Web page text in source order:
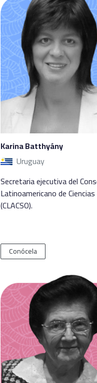
Karina Batthyány
Uruguay
Secretaria ejecutiva del
Latinoamericano de
(CLACSO).
Conócela